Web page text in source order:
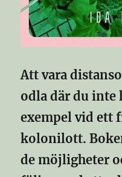
Att vara
odla där du inte
exempel vid ett
kolonilott.
de möjligheter